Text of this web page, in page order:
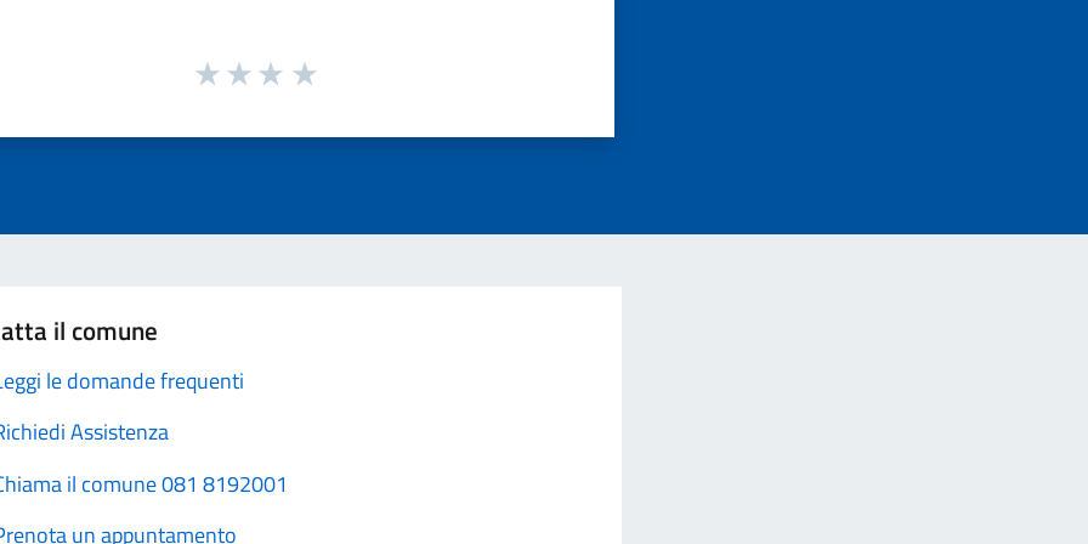
il comune
le domande frequenti
Assistenza
il comune 081 8192001
un appuntamento